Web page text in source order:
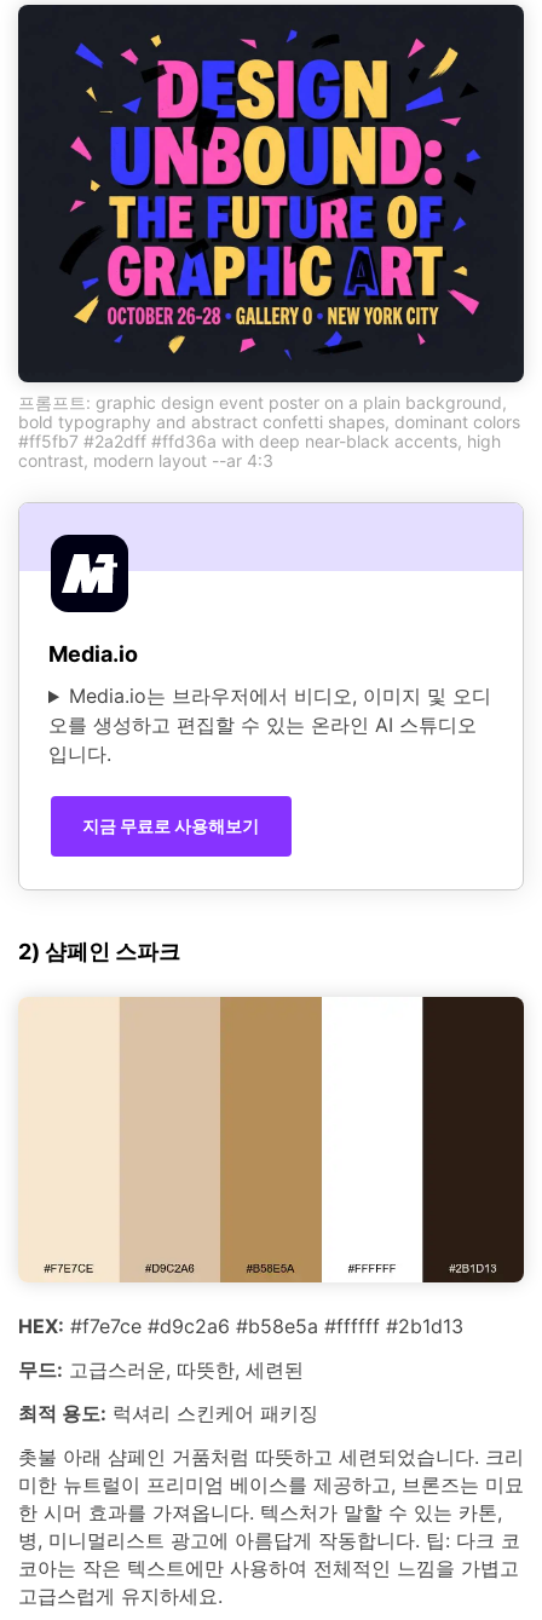
프롬프트: graphic design event poster on a plain background,
bold typography and abstract confetti shapes, dominant colors
#ff5fb7 #2a2dff #ffd36a with deep near-black accents, high
contrast, modern layout --ar 4:3
Media.io
Media.io는 브라우저에서 비디오, 이미지 및 오디
오를 생성하고 편집할 수 있는 온라인 AI 스튜디오
입니다.
지금 무료로 사용해보기
2) 샴페인 스파크
HEX: #f7e7ce #d9c2a6 #b58e5a #ffffff #2b1d13
무드: 고급스러운, 따뜻한, 세련된
최적 용도: 럭셔리 스킨케어 패키징
촛불 아래 샴페인 거품처럼 따뜻하고 세련되었습니다. 크리
미한 뉴트럴이 프리미엄 베이스를 제공하고, 브론즈는 미묘
한 시머 효과를 가져옵니다. 텍스처가 말할 수 있는 카톤,
병, 미니멀리스트 광고에 아름답게 작동합니다. 팁: 다크 코
코아는 작은 텍스트에만 사용하여 전체적인 느낌을 가볍고
고급스럽게 유지하세요.